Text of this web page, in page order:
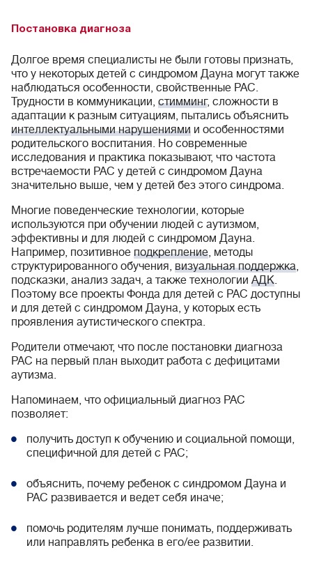
Постановка диагноза
Долгое время специалисты не были готовы признать,
что у некоторых детей с синдромом Дауна могут также
наблюдаться особенности, свойственные РАС.
Трудности в коммуникации, стимминг, сложности в
адаптации к разным ситуациям, пытались объяснить
интеллектуальными нарушениями и особенностями
родительского воспитания. Но современные
исследования и практика показывают, что частота
встречаемости РАС у детей с синдромом Дауна
значительно выше, чем у детей без этого синдрома.
Многие поведенческие технологии, которые
используются при обучении людей с аутизмом,
эффективны и для людей с синдромом Дауна.
Например, позитивное подкрепление, методы
структурированного обучения, визуальная поддержка,
подсказки, анализ задач, а также технологии АДК.
Поэтому все проекты Фонда для детей с РАС доступны
и для детей с синдромом Дауна, у которых есть
проявления аутистического спектра.
Родители отмечают, что после постановки диагноза
РАС на первый план выходит работа с дефицитами
аутизма.
Напоминаем, что официальный диагноз РАС
позволяет:
получить доступ к обучению и социальной помощи,
специфичной для детей с РАС;
объяснить, почему ребенок с синдромом Дауна и
РАС развивается и ведет себя иначе;
помочь родителям лучше понимать, поддерживать
или направлять ребенка в его/ее развитии.